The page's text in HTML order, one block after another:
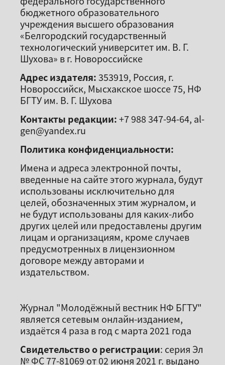
бюджетного образовательного
учреждения высшего образования
«Белгородский государственный
технологический университет им. В. Г.
Шухова» в г. Новороссийске
Адрес издателя:353919, Россия, г.
Новороссийск, Мысхакское шоссе 75, НФ
БГТУ им. В. Г. Шухова
Контакты редакции:+7 988 347-94-64, al-
gen@yandex.ru
Политика конфиденциальности:
Имена и адреса электронной почты,
введенные на сайте этого журнала, будут
использованы исключительно для
целей, обозначенных этим журналом, и
не будут использованы для каких-либо
других целей или предоставлены другим
лицам и организациям, кроме случаев
предусмотренных в лицензионном
договоре между авторами и
издательством.
Журнал "Молодёжный вестник НФ БГТУ"
является сетевым онлайн-изданием,
издаётся 4 раза в год с марта 2021 года
Свидетельство о регистрации: серия Эл
№ ФС 77-81069 от 02 июня 2021 г. выдано